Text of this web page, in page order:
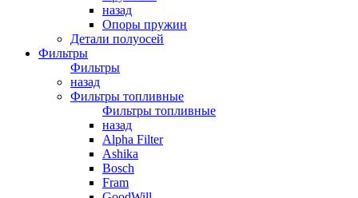
назад
Опоры пружин
Детали полуосей
Фильтры
Фильтры
назад
Фильтры топливные
Фильтры топливные
назад
Alpha Filter
Ashika
Bosch
Fram